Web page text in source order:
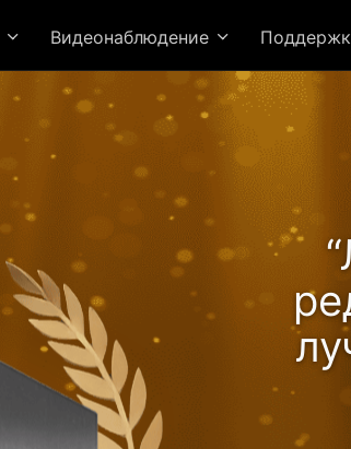
Видеонаблюдение